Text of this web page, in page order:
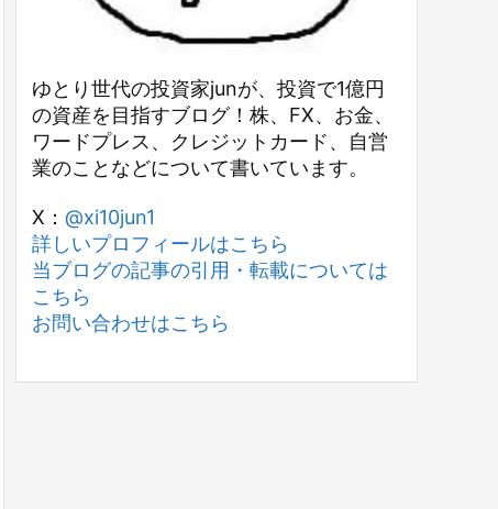
ゆとり世代の投資家junが、投資で1億円
の資産を目指すブログ！株、FX、お金、
ワードプレス、クレジットカード、自営
業のことなどについて書いています。
X： @xi10jun1
詳しいプロフィールはこちら
当ブログの記事の引用・転載については
こちら
お問い合わせはこちら